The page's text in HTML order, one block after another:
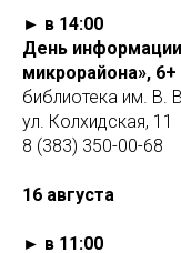
► в 14:00
День
микрорайона», 6+
библиотека им. В.
ул. Колхидская, 11
8 (383) 350-00-68
16 августа
► в 11:00